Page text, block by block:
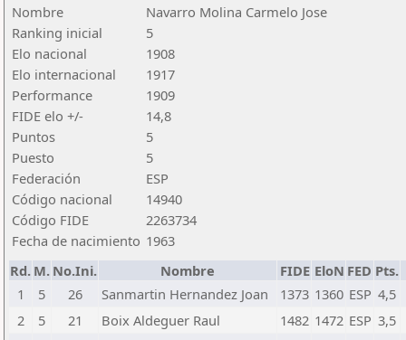
Nombre
Navarro Molina Carmelo Jose
Ranking inicial
5
Elo nacional
1908
Elo internacional
1917
Performance
1909
FIDE elo +/-
14,8
Puntos
5
Puesto
5
Federación
ESP
Código nacional
14940
Código FIDE
2263734
Fecha de nacimiento 1963
Rd. M. No.Ini. Nombre FIDE EloN FED Pts.
1
5 26 Sanmartin Hernandez Joan 1373 1360 ESP 4,5
2
5 21 Boix Aldeguer Raul 1482 1472 ESP 3,5